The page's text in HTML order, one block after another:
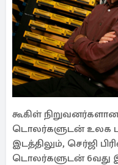
கூகிள்
டொலர்களுடன் உலக
இடத்திலும், செர்ஜி
டொலர்களுடன் 6வது